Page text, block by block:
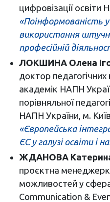
цифровізації освіти
«Поінформованість
використання
професійній
ЛОКШИНА Олена
доктор
академік НАПН
порівняльної
НАПН України, м. Київ
«Європейська
ЄС у галузі освіти і
ЖДАНОВА
проєктна
можливостей у
Communication &